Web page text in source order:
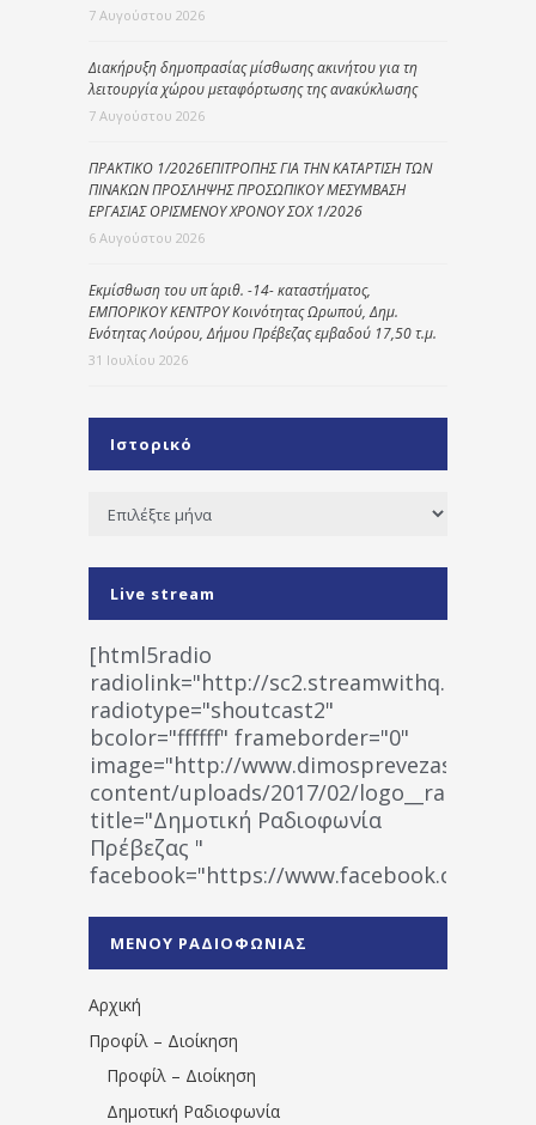
7 Αυγούστου 2026
Διακήρυξη δημοπρασίας μίσθωσης ακινήτου για τη
λειτουργία χώρου μεταφόρτωσης της ανακύκλωσης
7 Αυγούστου 2026
ΠΡΑΚΤΙΚΟ 1/2026ΕΠΙΤΡΟΠΗΣ ΓΙΑ ΤΗΝ ΚΑΤΑΡΤΙΣΗ ΤΩΝ
ΠΙΝΑΚΩΝ ΠΡΟΣΛΗΨΗΣ ΠΡΟΣΩΠΙΚΟΥ ΜΕΣΥΜΒΑΣΗ
ΕΡΓΑΣΙΑΣ ΟΡΙΣΜΕΝΟΥ ΧΡΟΝΟΥ ΣΟΧ 1/2026
6 Αυγούστου 2026
Εκμίσθωση του υπ΄ αριθ. -14- καταστήματος,
ΕΜΠΟΡΙΚΟΥ ΚΕΝΤΡΟΥ Κοινότητας Ωρωπού, Δημ.
Ενότητας Λούρου, Δήμου Πρέβεζας εμβαδού 17,50 τ.μ.
31 Ιουλίου 2026
Ιστορικό
Ιστορικό
Live stream
[html5radio
radiolink="http://
radiotype="shoutcast2"
bcolor="ffffff" frameborder="0"
image="http://www.dimosprevezas.gr/wp-
content/uploads/2017/02/
title="Δημοτική Ραδιοφωνία
Πρέβεζας "
facebook="https://www.facebook.com/
1531194763766854/" artist="" ]
ΜΕΝΟΥ ΡΑΔΙΟΦΩΝΙΑΣ
Αρχική
Προφίλ – Διοίκηση
Προφίλ – Διοίκηση
Δημοτική Ραδιοφωνία